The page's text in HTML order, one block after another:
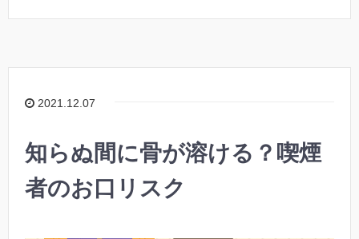
2021.12.07
知らぬ間に骨が溶ける？喫煙
者のお口リスク